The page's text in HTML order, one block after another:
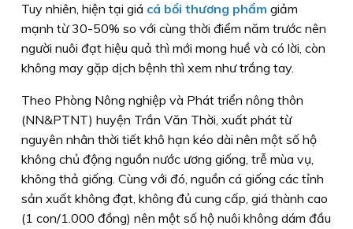
Tuy nhiên, hiện tại giá cá bổi thương phẩm giảm
mạnh từ 30-50% so với cùng thời điểm năm trước nên
người nuôi đạt hiệu quả thì mới mong huề và có lời, còn
không may gặp dịch bệnh thì xem như trắng tay.
Theo Phòng Nông nghiệp và Phát triển nông thôn
(NN&PTNT) huyện Trần Văn Thời, xuất phát từ
nguyên nhân thời tiết khô hạn kéo dài nên một số hộ
không chủ động nguồn nước ương giống, trễ mùa vụ,
không thả giống. Cùng với đó, nguồn cá giống các tỉnh
sản xuất không đạt, không đủ cung cấp, giá thành cao
(1 con/1.000 đồng) nên một số hộ nuôi không dám đầu